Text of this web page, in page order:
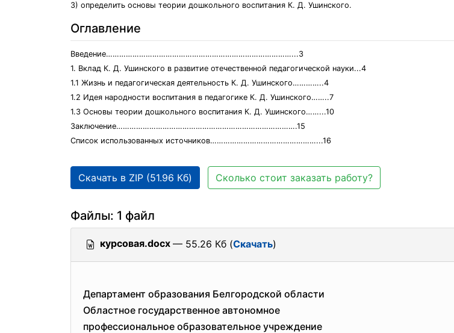
3) определить основы теории дошкольного воспитания К. Д. Ушинского.
Оглавление
Введение…………………………………………………………………………...3
1. Вклад К. Д. Ушинского в развитие отечественной педагогической науки...4
1.1 Жизнь и педагогическая деятельность К. Д. Ушинского…………..4
1.2 Идея народности воспитания в педагогике К. Д. Ушинского……..7
1.3 Основы теории дошкольного воспитания К. Д. Ушинского……...10
Заключение……………………………………………………………………….15
Список использованных источников…………………………………………...16
Скачать в ZIP (51.96 Кб) Сколько стоит заказать работу?
Файлы: 1 файл
курсовая.docx — 55.26 Кб (Скачать)
Департамент образования Белгородской области
Областное государственное автономное
профессиональное образовательное учреждение